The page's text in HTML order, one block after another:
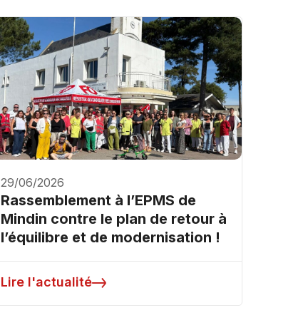
29/06/2026
Rassemblement à l’EPMS de
Mindin contre le plan de retour à
l’équilibre et de modernisation !
Lire l'actualité